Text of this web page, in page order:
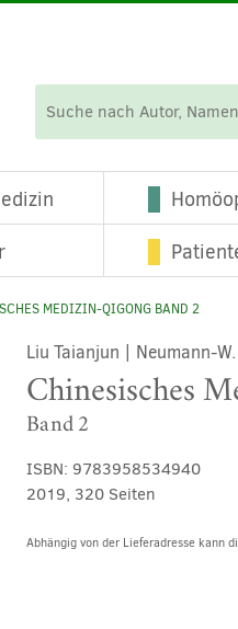
MEDIZIN-QIGONG BAND 2
Liu Taianjun Neumann-W.
Chinesisches
Band 2
ISBN: 9783958534940
2019, 320 Seiten
Abhängig von der Lieferadresse kann